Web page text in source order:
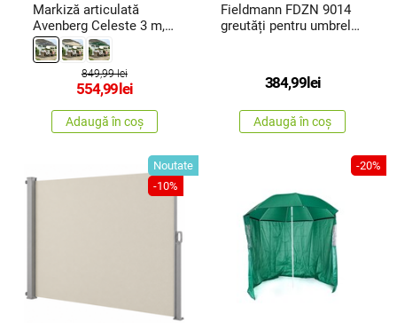
Markiză articulată
Avenberg Celeste 3 m,
gri
849,99 lei
554,99 lei
Adaugă în coș
Fieldmann FDZN 9014
greutăți pentru umbrelă
384,99 lei
Adaugă în coș
Noutate
-10%
-20%